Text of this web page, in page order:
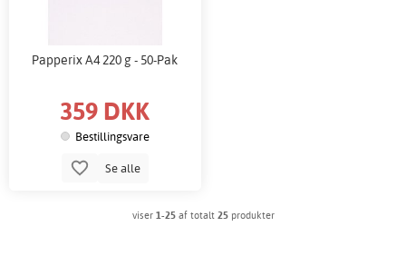
Papperix A4 220 g - 50-Pak
359 DKK
Bestillingsvare
Se alle
viser 1-25af totalt 25produkter